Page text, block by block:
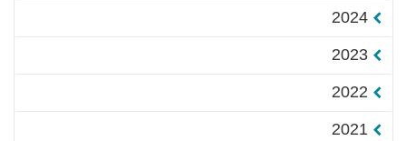
2024
2023
2022
2021